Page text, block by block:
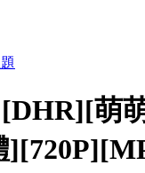
[DHR][萌